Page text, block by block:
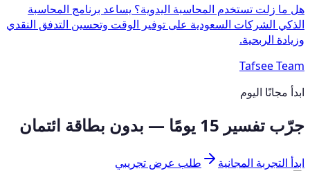
هل ما زلت تستخدم المحاسبة اليدوية؟ يساعد برنامج المحاسبة
الذكي الشركات السعودية على توفير الوقت وتحسين التدفق النقدي
وزيادة الربحية.
Tafsee Team
ابدأ مجانًا اليوم
جرّب تفسير 15 يومًا — بدون بطاقة ائتمان
ابدأ التجربة المجانية طلب عرض تجريبي